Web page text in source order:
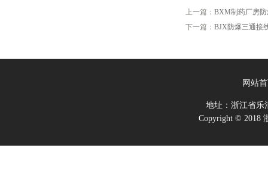
上一篇： BXM制药厂房防
下一篇： BJX防爆三通接
网站
地址：浙江省
Copyright © 2018